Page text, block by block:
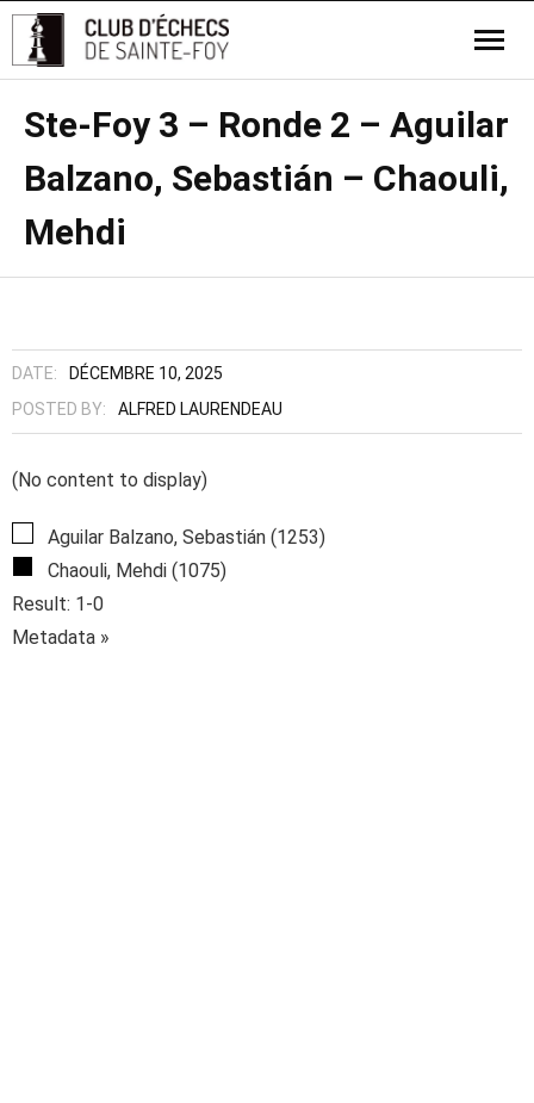
Ste-Foy 3 – Ronde 2 – Aguilar
Balzano, Sebastián – Chaouli,
Mehdi
DATE:
DÉCEMBRE 10, 2025
POSTED BY:
ALFRED LAURENDEAU
(No content to display)
Aguilar Balzano, Sebastián (1253)
Chaouli, Mehdi (1075)
Result: 1-0
Metadata »